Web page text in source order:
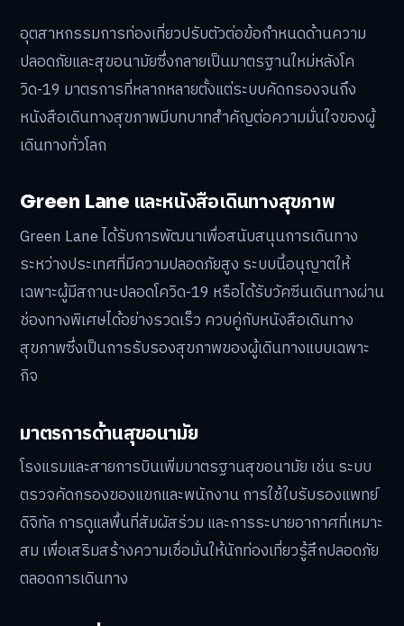
อุตสาหกรรมการท่องเที่ยวปรับตัวต่อข้อกำหนดด้านความ
ปลอดภัยและสุขอนามัยซึ่งกลายเป็นมาตรฐานใหม่หลังโค
วิด-19 มาตรการที่หลากหลายตั้งแต่ระบบคัดกรองจนถึง
หนังสือเดินทางสุขภาพมีบทบาทสำคัญต่อความมั่นใจของผู้
เดินทางทั่วโลก
Green Lane และหนังสือเดินทางสุขภาพ
Green Lane ได้รับการพัฒนาเพื่อสนับสนุนการเดินทาง
ระหว่างประเทศที่มีความปลอดภัยสูง ระบบนี้อนุญาตให้
เฉพาะผู้มีสถานะปลอดโควิด-19 หรือได้รับวัคซีนเดินทางผ่าน
ช่องทางพิเศษได้อย่างรวดเร็ว ควบคู่กับหนังสือเดินทาง
สุขภาพซึ่งเป็นการรับรองสุขภาพของผู้เดินทางแบบเฉพาะ
กิจ
มาตรการด้านสุขอนามัย
โรงแรมและสายการบินเพิ่มมาตรฐานสุขอนามัย เช่น ระบบ
ตรวจคัดกรองของแขกและพนักงาน การใช้ใบรับรองแพทย์
ดิจิทัล การดูแลพื้นที่สัมผัสร่วม และการระบายอากาศที่เหมาะ
สม เพื่อเสริมสร้างความเชื่อมั่นให้นักท่องเที่ยวรู้สึกปลอดภัย
ตลอดการเดินทาง